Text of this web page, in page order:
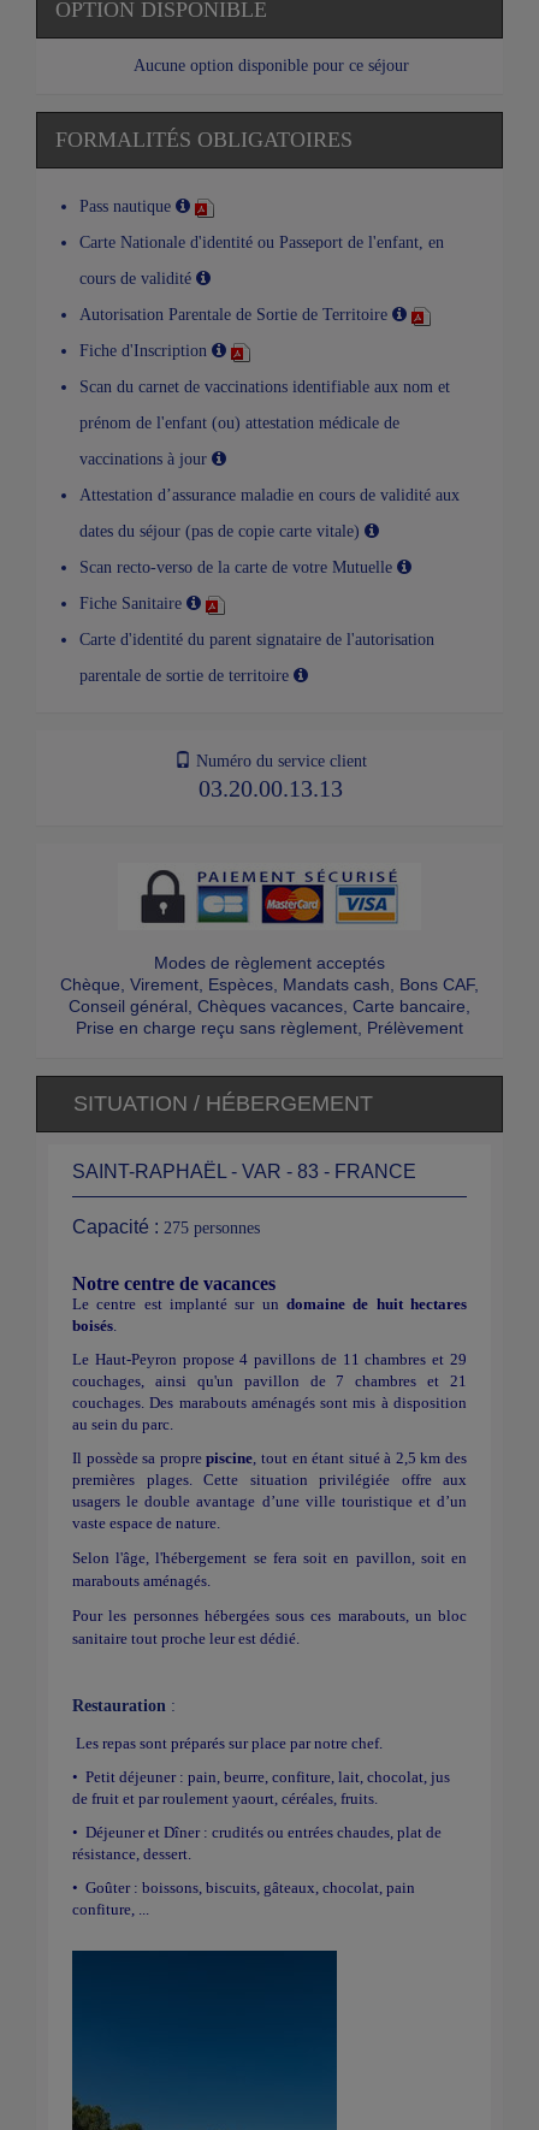
OPTION DISPONIBLE
Aucune option disponible pour ce séjour
FORMALITÉS OBLIGATOIRES
Pass nautique
Carte Nationale d'identité ou Passeport de l'enfant, en
cours de validité
Autorisation Parentale de Sortie de Territoire
Fiche d'Inscription
Scan du carnet de vaccinations identifiable aux nom et
prénom de l'enfant (ou) attestation médicale de
vaccinations à jour
Attestation d’assurance maladie en cours de validité aux
dates du séjour (pas de copie carte vitale)
Scan recto-verso de la carte de votre Mutuelle
Fiche Sanitaire
Carte d'identité du parent signataire de l'autorisation
parentale de sortie de territoire
Numéro du service client
03.20.00.13.13
Modes de règlement acceptés
Chèque, Virement, Espèces, Mandats cash, Bons CAF,
Conseil général, Chèques vacances, Carte bancaire,
Prise en charge reçu sans règlement, Prélèvement
SITUATION / HÉBERGEMENT
SAINT-RAPHAËL - VAR - 83 - FRANCE
Capacité : 275 personnes
Notre centre de vacances
Le centre est implanté sur un domaine de huit hectares
boisés.
Le Haut-Peyron propose 4 pavillons de 11 chambres et 29
couchages, ainsi qu'un pavillon de 7 chambres et 21
couchages. Des marabouts aménagés sont mis à disposition
au sein du parc.
Il possède sa proprepiscine, tout en étant situé à 2,5 km des
premières plages. Cette situation privilégiée offre aux
usagers le double avantage d’une ville touristique et d’un
vaste espace de nature.
Selon l'âge, l'hébergement se fera soit en pavillon, soit en
marabouts aménagés.
Pour les personnes hébergées sous ces marabouts, un bloc
sanitaire tout proche leur est dédié.
Restauration :
Les repas sont préparés sur place par notre chef.
• Petit déjeuner : pain, beurre, confiture, lait, chocolat, jus
de fruit et par roulement yaourt, céréales, fruits.
• Déjeuner et Dîner : crudités ou entrées chaudes, plat de
résistance, dessert.
• Goûter : boissons, biscuits, gâteaux, chocolat, pain
confiture, ...